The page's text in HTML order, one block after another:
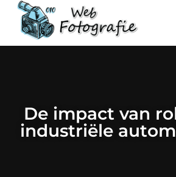
De impact van
industriële